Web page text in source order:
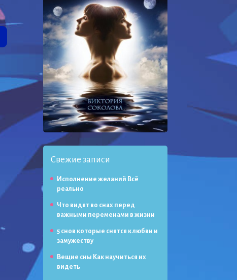
Свежие записи
Исполнение желаний Всё
реально
Что видят во снах перед
важными переменами в жизни
5 снов которые снятся к любви и
замужеству
Вещие сны Как научиться их
видеть